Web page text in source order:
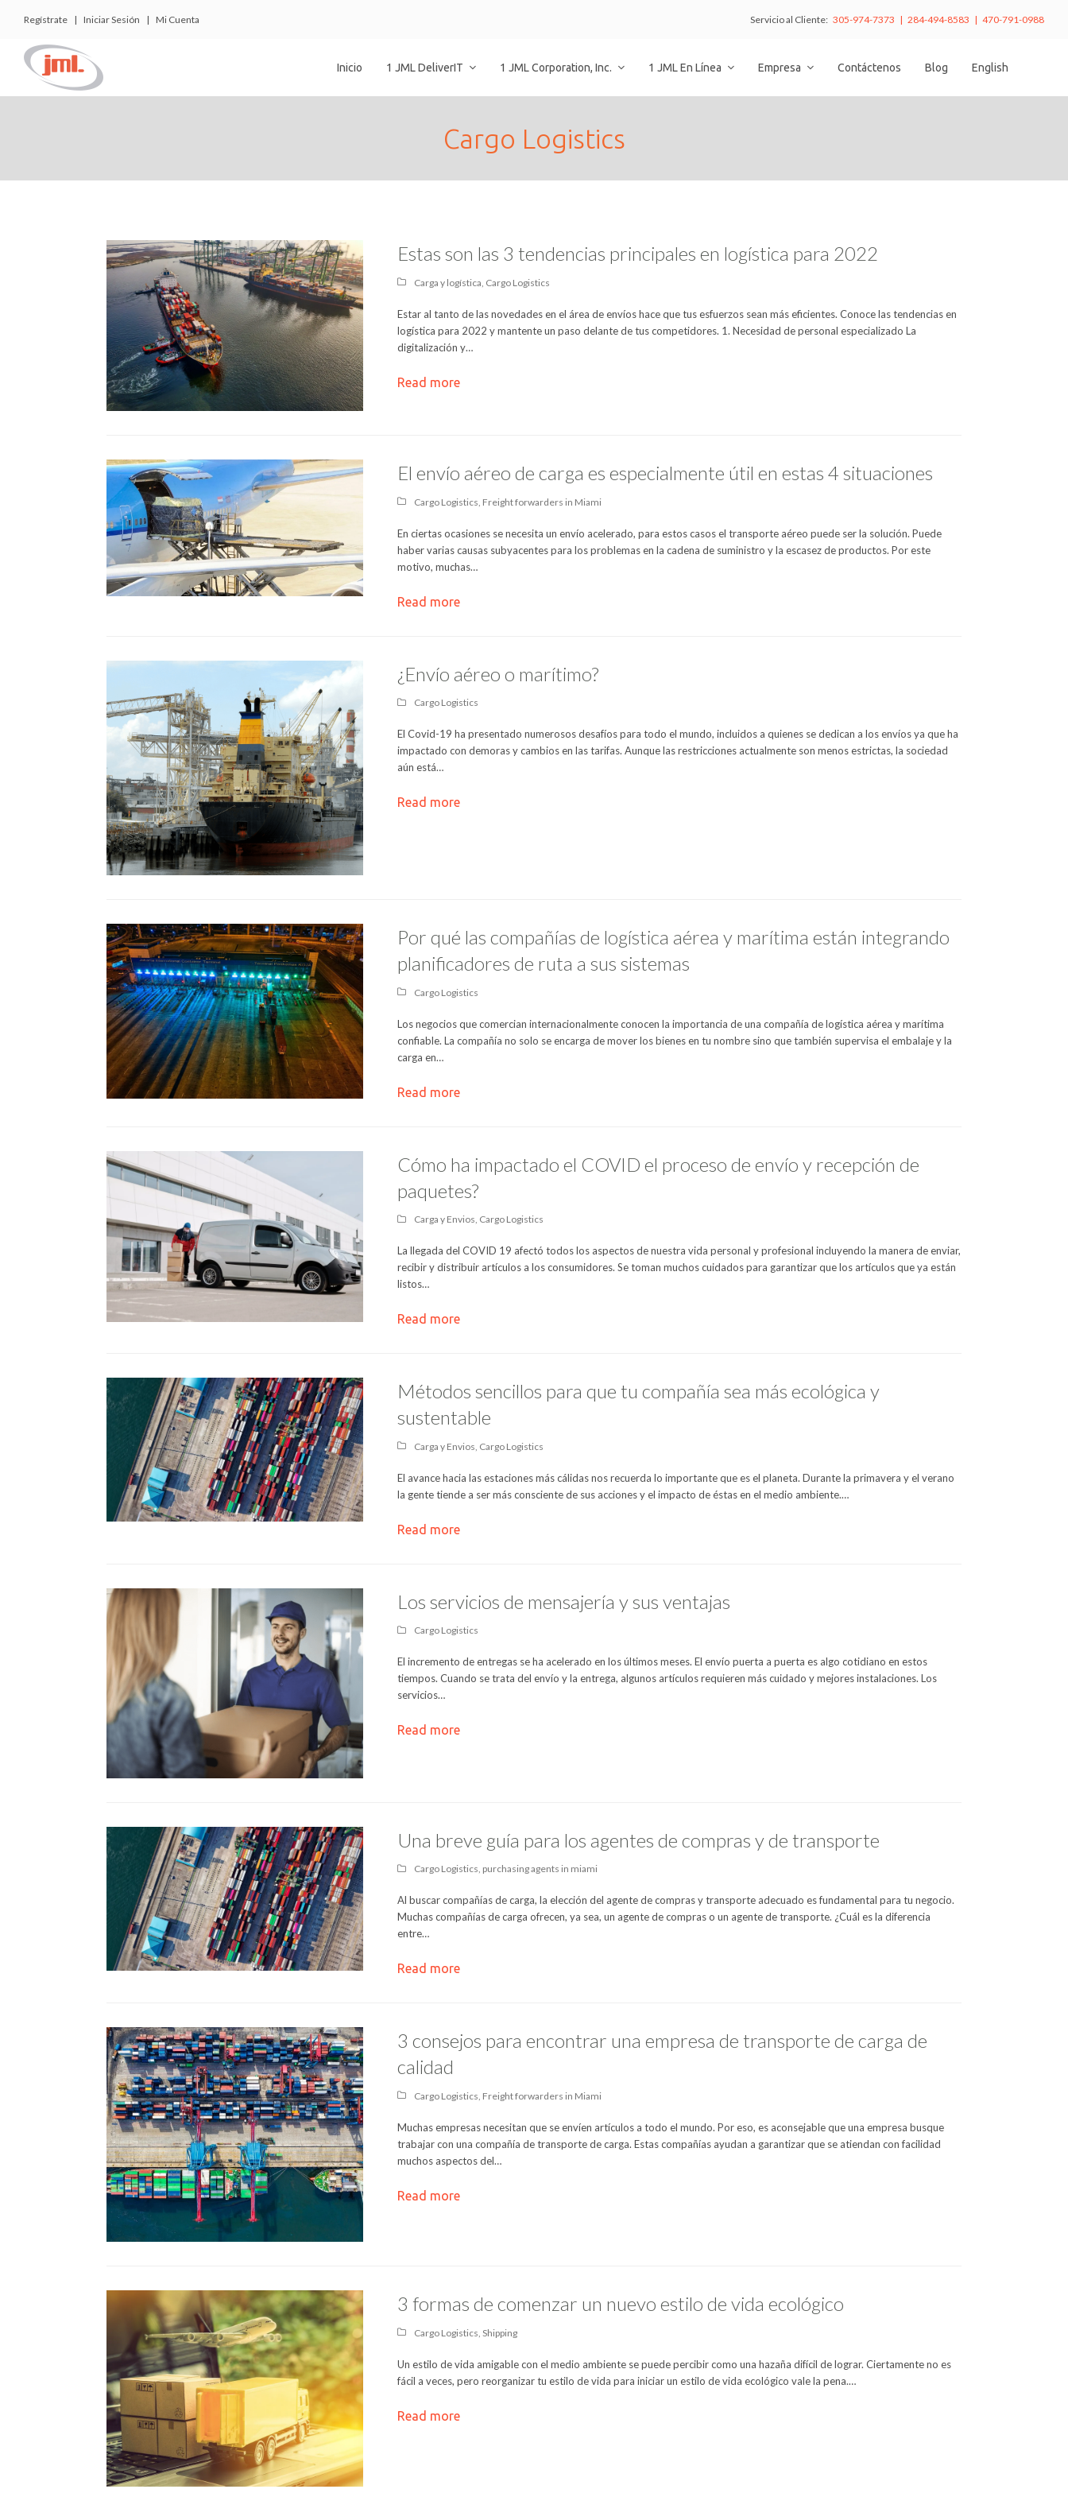
Regístrate | Iniciar Sesión | Mi Cuenta Servicio al Cliente: 305-974-7373 | 284-494-8583 | 470-791-0988
Inicio 1 JML DeliverIT 1 JML Corporation, Inc. 1 JML En Línea Empresa Contáctenos Blog English
Cargo Logistics
Estas son las 3 tendencias principales en logística para 2022
Carga y logística Cargo Logistics
Estar al tanto de las novedades en el área de envíos hace que tus esfuerzos sean más eficientes. Conoce las tendencias en
logística para 2022 y mantente un paso delante de tus competidores. 1. Necesidad de personal especializado La
digitalización y…
Read more
El envío aéreo de carga es especialmente útil en estas 4 situaciones
Cargo Logistics Freight forwarders in Miami
En ciertas ocasiones se necesita un envío acelerado, para estos casos el transporte aéreo puede ser la solución. Puede
haber varias causas subyacentes para los problemas en la cadena de suministro y la escasez de productos. Por este
motivo, muchas…
Read more
¿Envío aéreo o marítimo?
Cargo Logistics
El Covid-19 ha presentado numerosos desafíos para todo el mundo, incluidos a quienes se dedican a los envíos ya que ha
impactado con demoras y cambios en las tarifas. Aunque las restricciones actualmente son menos estrictas, la sociedad
aún está…
Read more
Por qué las compañías de logística aérea y marítima están integrando
planificadores de ruta a sus sistemas
Cargo Logistics
Los negocios que comercian internacionalmente conocen la importancia de una compañía de logística aérea y marítima
confiable. La compañía no solo se encarga de mover los bienes en tu nombre sino que también supervisa el embalaje y la
carga en…
Read more
Cómo ha impactado el COVID el proceso de envío y recepción de
paquetes?
Carga y Envios, Cargo Logistics
La llegada del COVID 19 afectó todos los aspectos de nuestra vida personal y profesional incluyendo la manera de enviar,
recibir y distribuir artículos a los consumidores. Se toman muchos cuidados para garantizar que los artículos que ya están
listos…
Read more
Métodos sencillos para que tu compañía sea más ecológica y
sustentable
Carga y Envios Cargo Logistics
El avance hacia las estaciones más cálidas nos recuerda lo importante que es el planeta. Durante la primavera y el verano
la gente tiende a ser más consciente de sus acciones y el impacto de éstas en el medio ambiente.…
Read more
Los servicios de mensajería y sus ventajas
Cargo Logistics
El incremento de entregas se ha acelerado en los últimos meses. El envío puerta a puerta es algo cotidiano en estos
tiempos. Cuando se trata del envío y la entrega, algunos artículos requieren más cuidado y mejores instalaciones. Los
servicios…
Read more
Una breve guía para los agentes de compras y de transporte
Cargo Logistics, purchasing agents in miami
Al buscar compañías de carga, la elección del agente de compras y transporte adecuado es fundamental para tu negocio.
Muchas compañías de carga ofrecen, ya sea, un agente de compras o un agente de transporte. ¿Cuál es la diferencia
entre…
Read more
3 consejos para encontrar una empresa de transporte de carga de
calidad
Cargo Logistics Freight forwarders in Miami
Muchas empresas necesitan que se envíen artículos a todo el mundo. Por eso, es aconsejable que una empresa busque
trabajar con una compañía de transporte de carga. Estas compañías ayudan a garantizar que se atiendan con facilidad
muchos aspectos del…
Read more
3 formas de comenzar un nuevo estilo de vida ecológico
Cargo Logistics Shipping
Un estilo de vida amigable con el medio ambiente se puede percibir como una hazaña difícil de lograr. Ciertamente no es
fácil a veces, pero reorganizar tu estilo de vida para iniciar un estilo de vida ecológico vale la pena.…
Read more